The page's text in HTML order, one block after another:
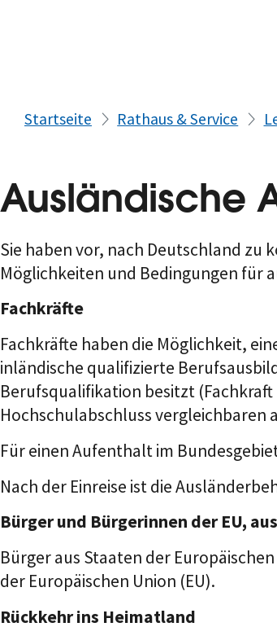
Startseite Rathaus & Service
Ausländische
Sie haben vor, nach Deutschland zu
Möglichkeiten und Bedingungen für
Fachkräfte
Fachkräfte haben die Möglichkeit,
inländische qualifizierte
Berufsqualifikation besitzt
Hochschulabschluss vergleichbaren
Für einen Aufenthalt im
Nach der Einreise ist die
Bürger und Bürgerinnen der EU,
Bürger aus Staaten der
der Europäischen Union (EU).
Rückkehr ins Heimatland